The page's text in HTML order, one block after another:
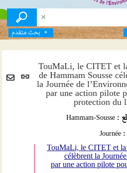
بحث متقدم
رابط
ثابت
TouMaLi, le CITET et
de Hammam Sousse
la Journée de
par une action pilote
protection du
:
Hammam-Sousse
:
Journée
TouMaLi, le CITET et
célèbrent la
par une action pilote